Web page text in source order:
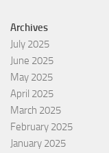
Archives
July 2025
June 2025
May 2025
April 2025
March 2025
February 2025
January 2025